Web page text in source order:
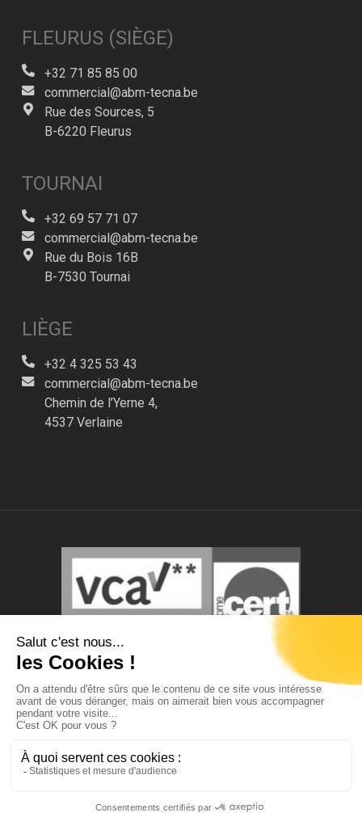
FLEURUS (SIÈGE)
+32 71 85 85 00
commercial@abm-tecna.be
Rue des Sources, 5
B-6220 Fleurus
TOURNAI
+32 69 57 71 07
commercial@abm-tecna.be
Rue du Bois 16B
B-7530 Tournai
LIÈGE
+32 4 325 53 43
commercial@abm-tecna.be
Chemin de l’Yerne 4,
4537 Verlaine
© Tous droits réservés.
Photos et contenus non-contractuels.
ABM TECNA s.a. se réserve le droit de modifier ce site
Member of the
twitter facebooklinkedinyoutube